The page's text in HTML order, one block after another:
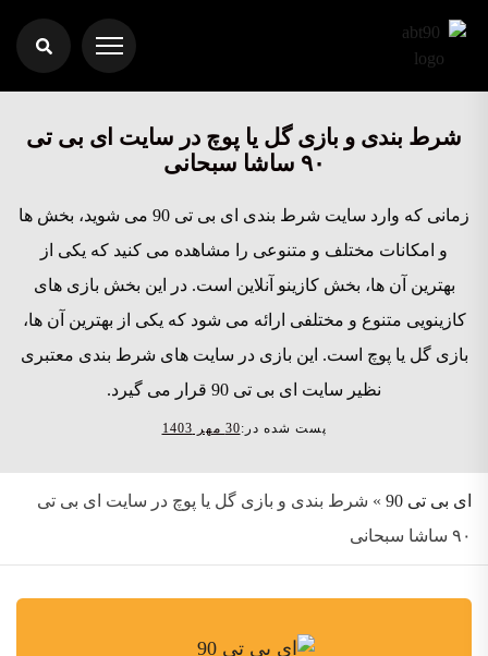
شرط بندی و بازی گل یا پوچ در سایت ای بی تی
۹۰ ساشا سبحانی
زمانی که وارد سایت شرط بندی ای بی تی 90 می شوید، بخش ها
و امکانات مختلف و متنوعی را مشاهده می کنید که یکی از
بهترین آن ها، بخش کازینو آنلاین است. در این بخش بازی های
کازینویی متنوع و مختلفی ارائه می شود که یکی از بهترین آن ها،
بازی گل یا پوچ است. این بازی در سایت های شرط بندی معتبری
نظیر سایت ای بی تی 90 قرار می گیرد.
پست شده در:30 مهر 1403
ای بی تی 90 » شرط بندی و بازی گل یا پوچ در سایت ای بی تی
۹۰ ساشا سبحانی